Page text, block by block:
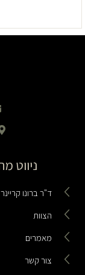
ניווט
ד"ר ברונו קריינר
הצוות
מאמרים
צור קשר